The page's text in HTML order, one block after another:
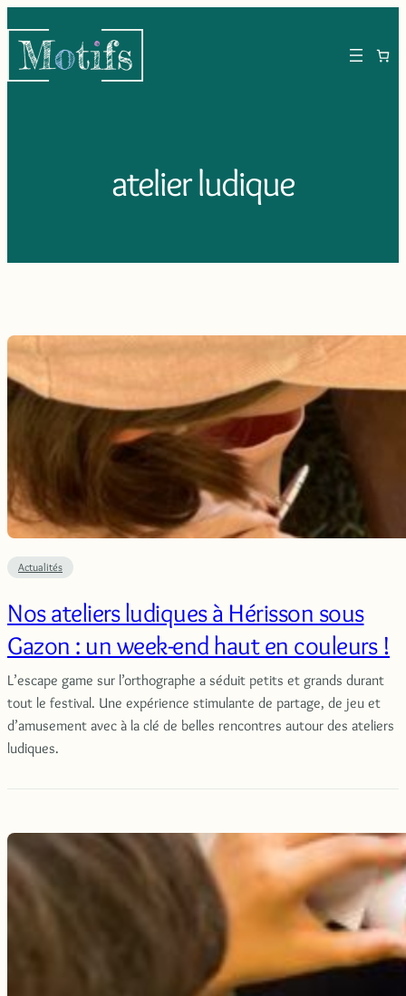
au
contenu
atelier ludique
Actualités
Nos ateliers ludiques à Hérisson sous
Gazon : un week-end haut en couleurs !
L’escape game sur l’orthographe a séduit petits et grands durant
tout le festival. Une expérience stimulante de partage, de jeu et
d’amusement avec à la clé de belles rencontres autour des ateliers
ludiques.